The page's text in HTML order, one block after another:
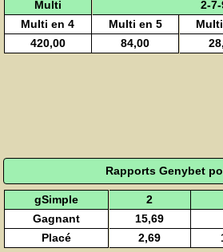
Multi
2-
Multi en 4
Multi en 5
420,00
84,00
Rapports Genybet
gSimple 2
Gagnant
15,69
Placé
2,69